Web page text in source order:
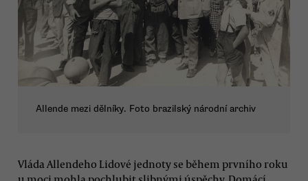
Allende mezi dělníky. Foto brazilský národní archiv
Vláda Allendeho Lidové jednoty se během prvního roku